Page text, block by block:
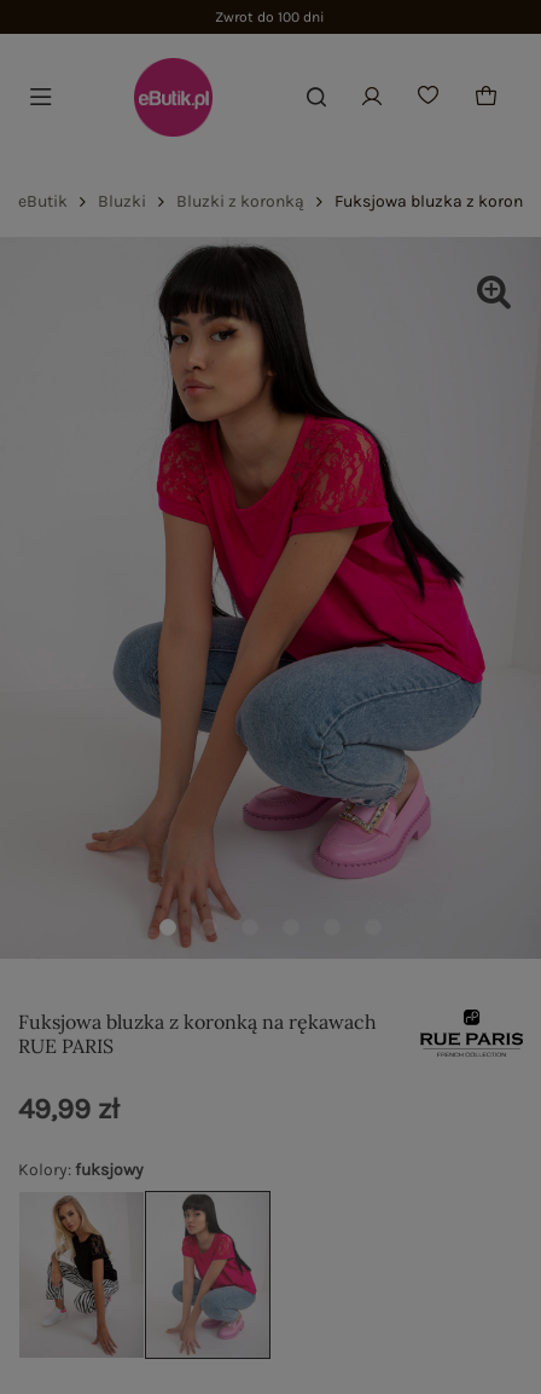
eButik Bluzki Bluzki z koronką Fuksjowa bluzka z
Fuksjowa bluzka z koronką na rękawach
RUE PARIS
Kolory:fuksjowy
49,99 zł